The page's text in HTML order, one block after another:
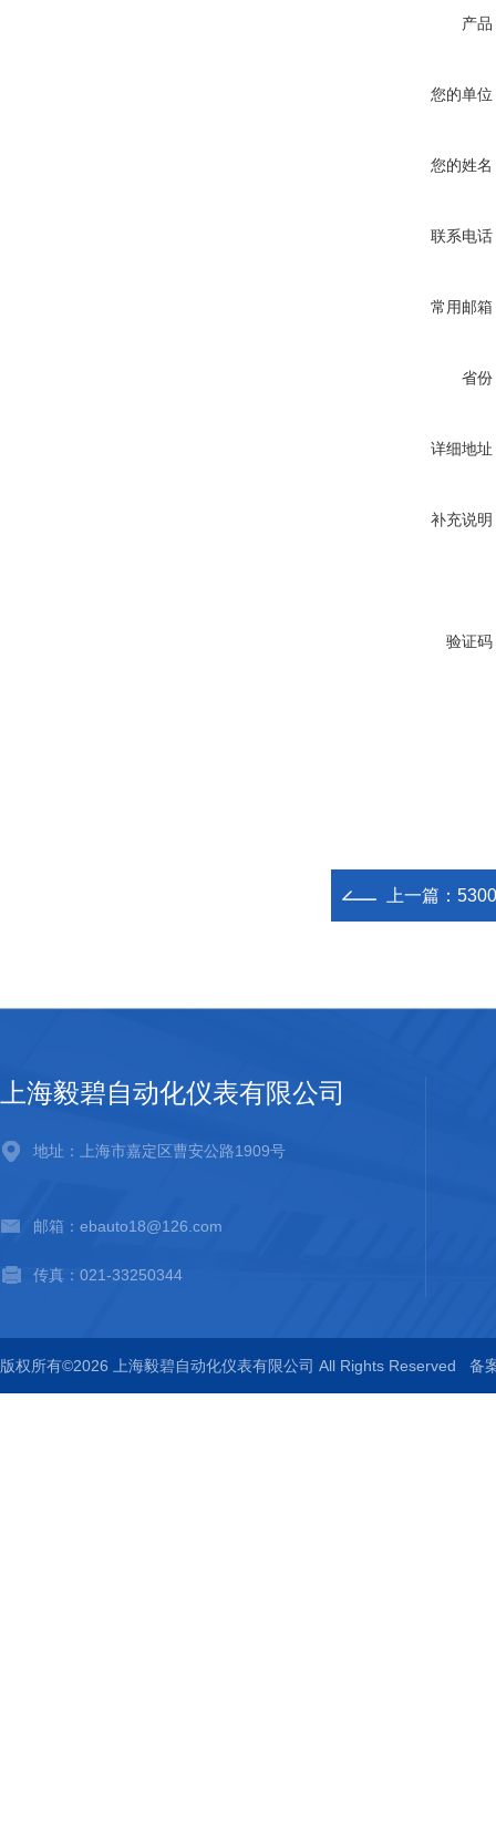
产品
您的单位
您的姓名
联系电话
常用邮箱
省份
详细地址
补充说明
验证码
上一篇：
上海毅碧自动化仪表有限公司
地址：上海市嘉定区曹安公路1909号
邮箱：ebauto18@126.com
传真：021-33250344
版权所有©2026 上海毅碧自动化仪表有限公司 All Rights Reserved 备